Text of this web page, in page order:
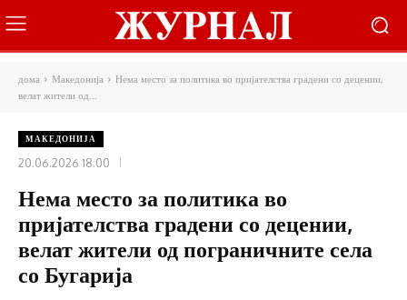
дома Македонија
Нема место за политика во пријателства градени со децении,
велат жители од...
МАКЕДОНИЈА
20.06.2026 18:00
Нема место за политика во
пријателства градени со децении,
велат жители од пограничните села
со Бугарија